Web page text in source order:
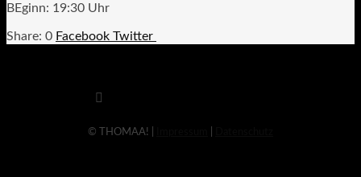
BEginn: 19:30 Uhr
0 Facebook Twitter
© THOMAA! |